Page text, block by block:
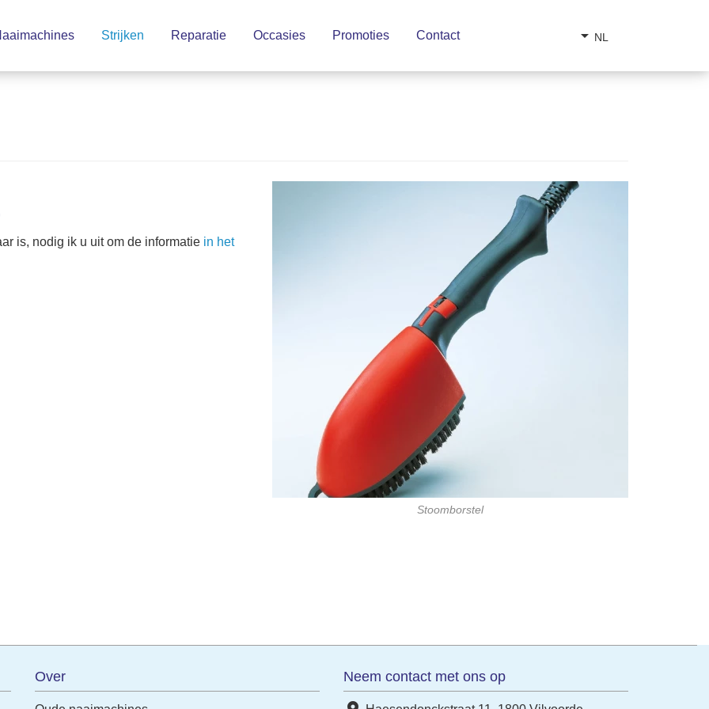
Strijken Reparatie Occasies Promoties Contact arrow_drop_down NL
Stoomborstel
is, nodig ik u uit om de informatie in het
Over Neem contact met ons op